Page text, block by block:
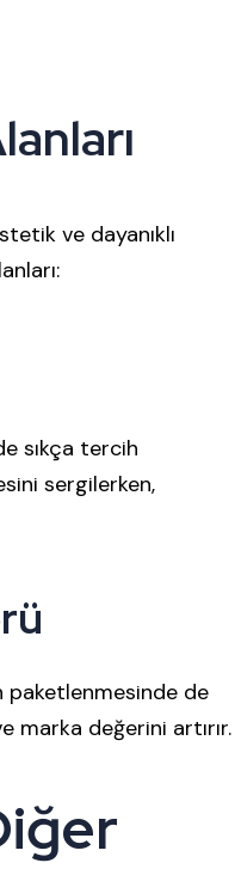
ve dayanıklı
sıkça tercih
sergilerken,
paketlenmesinde de
marka değerini artırır.